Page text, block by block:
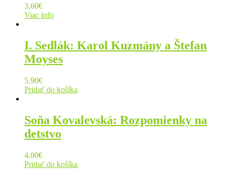
3,60€
Viac info
I. Sedlák: Karol Kuzmány a Štefan
Moyses
5,90€
Pridať do košíka
Soňa Kovalevská: Rozpomienky na
detstvo
4,00€
Pridať do košíka